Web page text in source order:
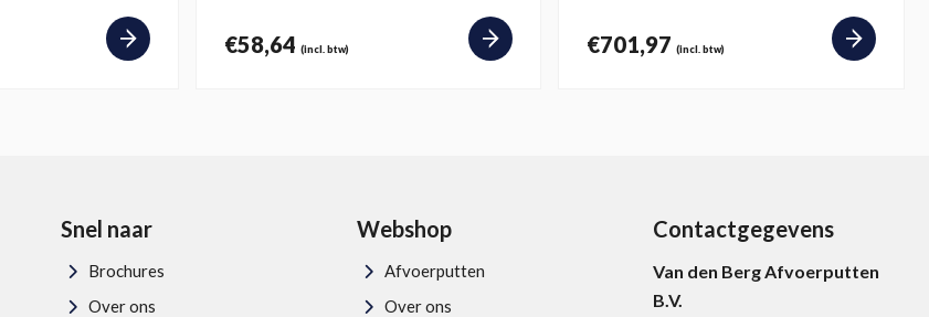
€58,64 (incl. btw) €701,97 (incl. btw)
Snel naar
Brochures
Over ons
Webshop
Afvoerputten
Over ons
Contactgegevens
Van den Berg Afvoerputten
B.V.